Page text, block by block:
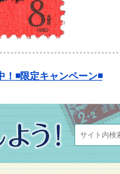
◾️限定キャンペーン◾️